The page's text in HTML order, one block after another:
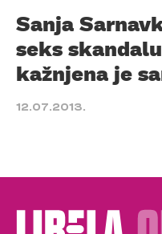
Sanja
seks
kažnjena je
12.07.2013.